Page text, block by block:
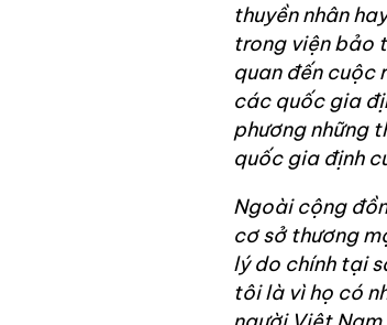
thuyền nhân
trong viện bảo
quan đến cuộc
các quốc gia
phương những
quốc gia định
Ngoài cộng
cơ sở thương
lý do chính tại
tôi là vì họ có